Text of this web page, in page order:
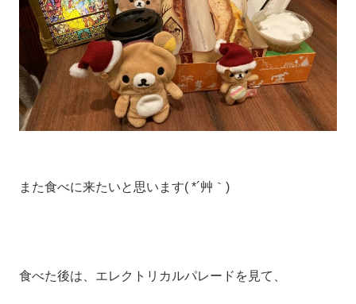
また食べに来たいと思います( *´艸｀)
食べた後は、エレクトリカルパレードを見て、